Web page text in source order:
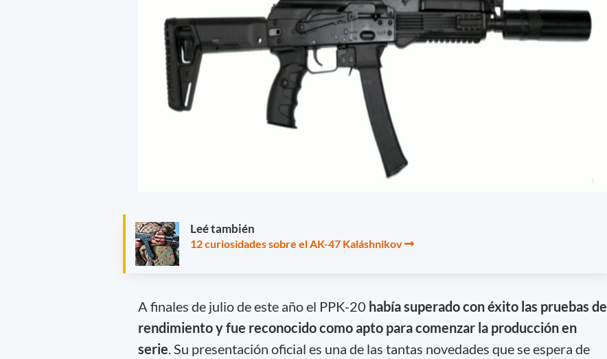
Leé también
12 curiosidades sobre el AK-47 Kaláshnikov
A finales de julio de este año el PPK-20 había superado con éxito las pruebas de
rendimiento y fue reconocido como apto para comenzar la producción en
serie . Su presentación oficial es una de las tantas novedades que se espera de